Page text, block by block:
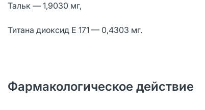
Тальк — 1,9030 мг,
Титaнa диоксид E 171 — 0,4303 мг.
Фармакологическое действие